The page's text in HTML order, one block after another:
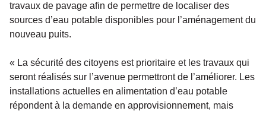
travaux de pavage afin de permettre de localiser des
sources d’eau potable disponibles pour l’aménagement du
nouveau puits.
« La sécurité des citoyens est prioritaire et les travaux qui
seront réalisés sur l’avenue permettront de l’améliorer. Les
installations actuelles en alimentation d’eau potable
répondent à la demande en approvisionnement, mais